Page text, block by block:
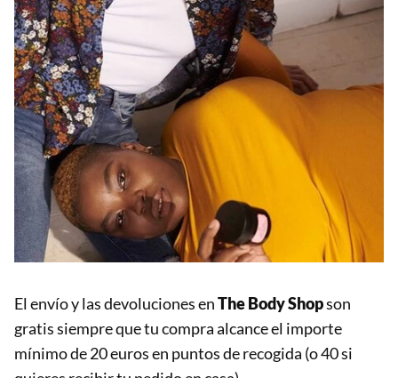
El envío y las devoluciones enThe Body Shopson
gratis siempre que tu compra alcance el importe
mínimo de 20 euros en puntos de recogida (o 40 si